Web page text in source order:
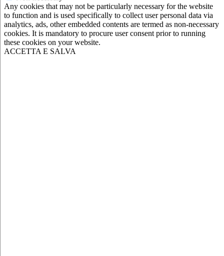
Any cookies that may not be particularly necessary for the website
to function and is used specifically to collect user personal data via
analytics, ads, other embedded contents are termed as non-necessary
cookies. It is mandatory to procure user consent prior to running
these cookies on your website.
ACCETTA E SALVA